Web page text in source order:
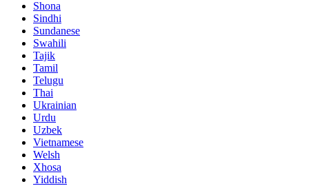
Shona
Sindhi
Sundanese
Swahili
Tajik
Tamil
Telugu
Thai
Ukrainian
Urdu
Uzbek
Vietnamese
Welsh
Xhosa
Yiddish